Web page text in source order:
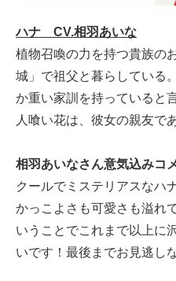
ハナ CV.相羽あいな
植物召喚の力を持つ貴族の
城」で祖父と暮らしている
か重い家訓を持っていると
人喰い花は、彼女の親友で
相羽あいなさん意気込みコ
クールでミステリアスなハ
かっこよさも可愛さも溢れ
いうことでこれまで以上に
いです！最後までお見逃し